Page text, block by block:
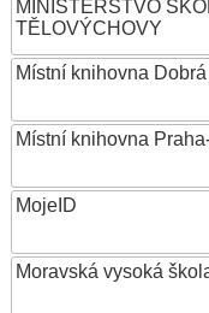
MINISTERSTVO
TĚLOVÝCHOVY
Místní knihovna Dobrá
Místní knihovna
MojeID
Moravská vysoká